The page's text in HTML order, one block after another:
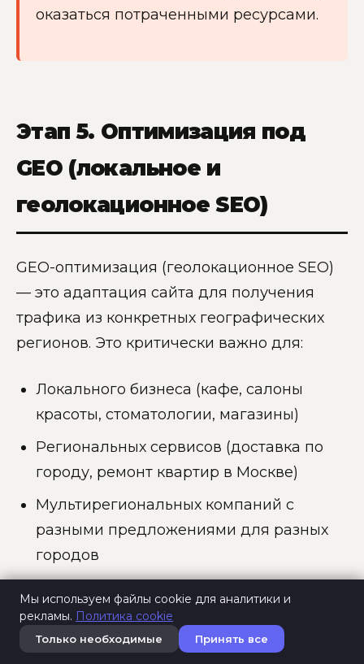
оказаться потраченными ресурсами.
Этап 5. Оптимизация под
GEO (локальное и
геолокационное SEO)
GEO-оптимизация (геолокационное SEO)
— это адаптация сайта для получения
трафика из конкретных географических
регионов. Это критически важно для:
Локального бизнеса (кафе, салоны
красоты, стоматологии, магазины)
Региональных сервисов (доставка по
городу, ремонт квартир в Москве)
Мультирегиональных компаний с
разными предложениями для разных
городов
разных странах
Мы используем файлы cookie для аналитики и
рекламы. Политика cookie
Только необходимые Принять все